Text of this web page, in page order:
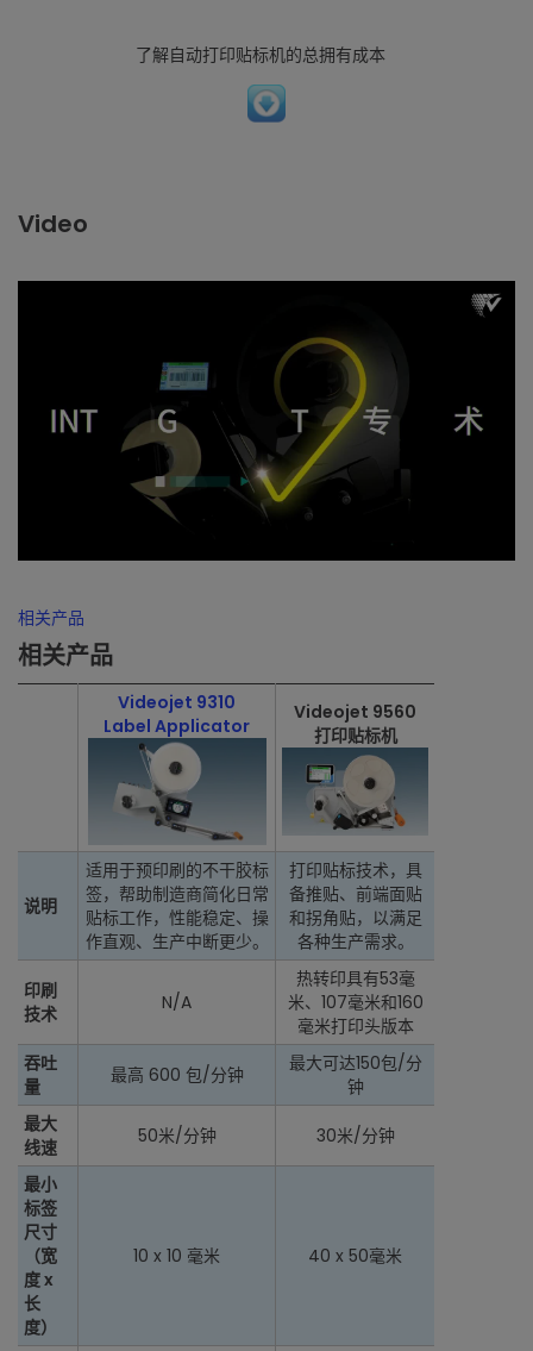
了解自动打印贴标机的总拥有成本
Video
相关产品
相关产品
Videojet 9310
Label Applicator
Videojet 9560
打印贴标机
说明
适用于预印刷的不干胶标
签，帮助制造商简化日常
贴标工作，性能稳定、操
作直观、生产中断更少。
打印贴标技术，具
备推贴、前端面贴
和拐角贴，以满足
各种生产需求。
印刷
技术
N/A
热转印具有53毫
米、107毫米和160
毫米打印头版本
吞吐
量
最高 600 包/分钟
最大可达150包/分
钟
最大
线速
50米/分钟 30米/分钟
最小
标签
尺寸
（宽
度 x
长
度）
10 x 10 毫米 40 x 50毫米